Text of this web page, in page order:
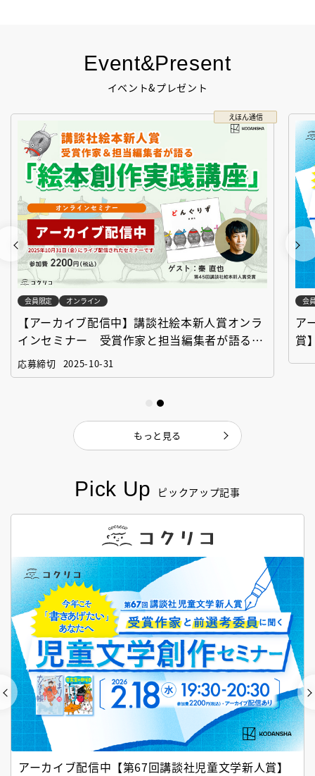
Pick Up ピックアップ記事
アーカイブ配信中【第67回講談社児童文学新人賞】
Event&Present
イベント&プレゼント
えほん通信
会員限定 オンライン
【アーカイブ配信中】講談社絵本新人賞オンラ
インセミナー 受賞作家と担当編集者が語る
「絵本創作実践講座」
応募締切 2025-10-31
会
ア
賞
もっと見る